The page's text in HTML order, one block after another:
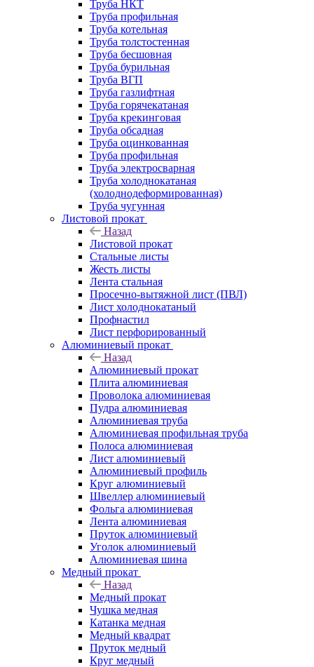
Труба НКТ
Труба профильная
Труба котельная
Труба толстостенная
Труба бесшовная
Труба бурильная
Труба ВГП
Труба газлифтная
Труба горячекатаная
Труба крекинговая
Труба обсадная
Труба оцинкованная
Труба профильная
Труба электросварная
Труба холоднокатаная
(холоднодеформированная)
Труба чугунная
Листовой прокат
Назад
Листовой прокат
Стальные листы
Жесть листы
Лента стальная
Просечно-вытяжной лист (ПВЛ)
Лист холоднокатаный
Профнастил
Лист перфорированный
Алюминиевый прокат
Назад
Алюминиевый прокат
Плита алюминиевая
Проволока алюминиевая
Пудра алюминиевая
Алюминиевая труба
Алюминиевая профильная труба
Полоса алюминиевая
Лист алюминиевый
Алюминиевый профиль
Круг алюминиевый
Швеллер алюминиевый
Фольга алюминиевая
Лента алюминиевая
Пруток алюминиевый
Уголок алюминиевый
Алюминиевая шина
Медный прокат
Назад
Медный прокат
Чушка медная
Катанка медная
Медный квадрат
Пруток медный
Круг медный